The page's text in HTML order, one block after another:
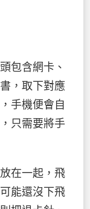
包含網卡、
，取下對應
手機便會自
只需要將手
在一起，飛
能還沒下飛